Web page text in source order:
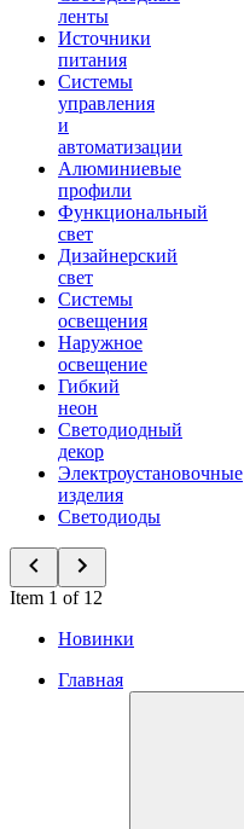
ленты
Источники
питания
Системы
управления
и
автоматизации
Алюминиевые
профили
Функциональный
свет
Дизайнерский
свет
Системы
освещения
Наружное
освещение
Гибкий
неон
Светодиодный
декор
Электроустановочные
изделия
Светодиоды
Item 1 of 12
Новинки
Главная